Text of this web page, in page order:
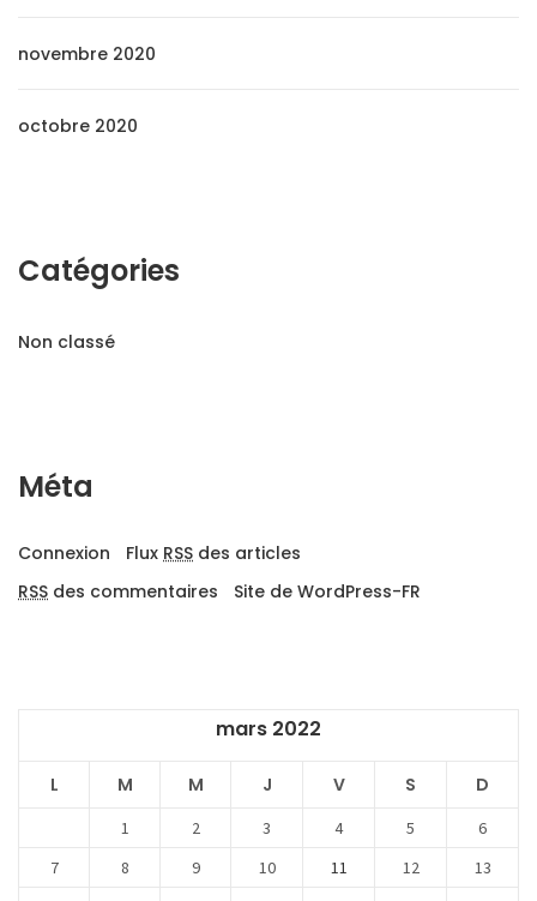
novembre 2020
octobre 2020
Catégories
Non classé
Méta
Connexion Flux RSS des articles
RSS des commentaires Site de WordPress-FR
mars 2022
L M M J V S D
1 2 3 4 5
6
7
8 9 10 11 12
13